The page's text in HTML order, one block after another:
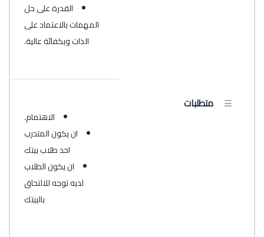
القدرة على حل
المهمات بالاعتماد على
الذات وبكفائة عالية.
متطلبات
الاهتمام.
ان يكون المتدرب
احد طلاب بيتك
ان يكون الطلاب
لديه توجه للالتحاق
بالبيتك